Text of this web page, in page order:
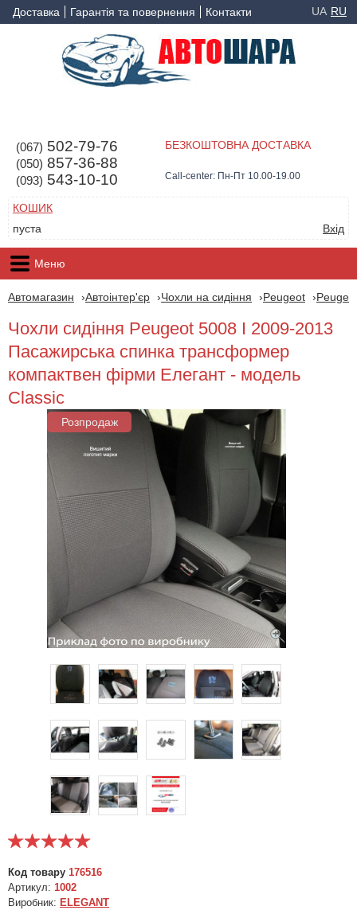
Доставка Гарантія та повернення Контакти UA RU
(067) 502-79-76
(050) 857-36-88
(093) 543-10-10
БЕЗКОШТОВНА ДОСТАВКА
Call-center: Пн-Пт 10.00-19.00
КОШИК
пуста
Вхід
Меню
Автомагазин Автоінтер'єр Чохли на сидіння Peugeot
Розпродаж
Чохли сидіння Peugeot 5008 I 2009-2013
Пасажирська спинка трансформер
компактвен фірми Елегант - модель
Classic
Код товару 176516
Артикул: 1002
Виробник: ELEGANT